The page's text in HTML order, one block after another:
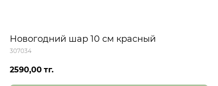
Новогодний шар 10 см красный
307034
2590,00 тг.